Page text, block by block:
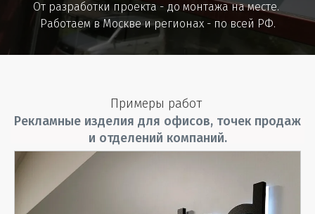
От разработки проекта - до монтажа на месте.
Работаем в Москве и регионах - по всей РФ.
Примеры работ
Рекламные изделия для офисов, точек продаж
и отделений компаний.